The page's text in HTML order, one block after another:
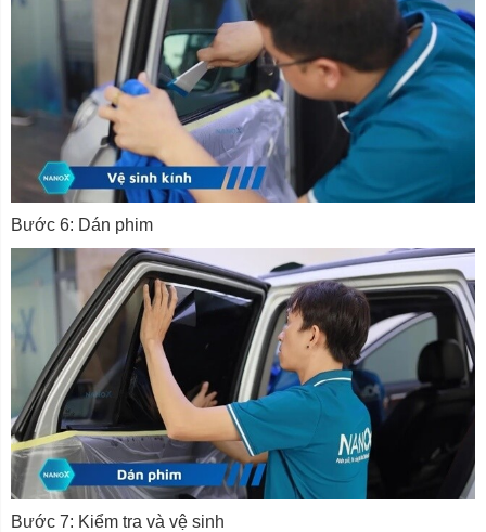
Bước 6: Dán phim
Bước 7: Kiểm tra và vệ sinh